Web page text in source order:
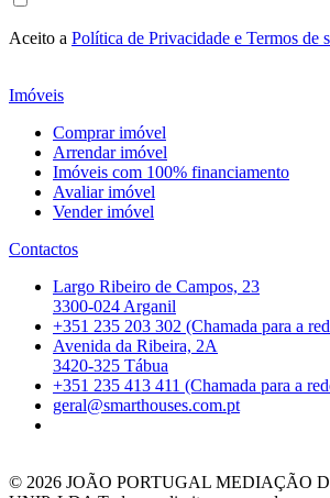
Aceito a Política de Privacidade e Termos de
Imóveis
Comprar imóvel
Arrendar imóvel
Imóveis com 100% financiamento
Avaliar imóvel
Vender imóvel
Contactos
Largo Ribeiro de Campos, 23
3300-024 Arganil
+351 235 203 302 (Chamada para a
Avenida da Ribeira, 2A
3420-325 Tábua
+351 235 413 411 (Chamada para a
geral@smarthouses.com.pt
© 2026 JOÃO PORTUGAL MEDIAÇÃO